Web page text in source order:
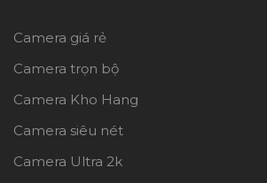
Camera giá rẻ
Camera trọn bộ
Camera Kho Hang
Camera siêu nét
Camera Ultra 2k